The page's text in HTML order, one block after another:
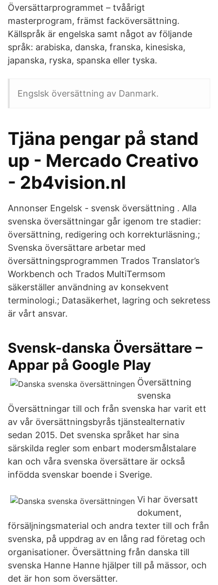
Översättarprogrammet – tvåårigt
masterprogram, främst facköversättning.
Källspråk är engelska samt något av följande
språk: arabiska, danska, franska, kinesiska,
japanska, ryska, spanska eller tyska.
Engslsk översättning av Danmark.
Tjäna pengar på stand
up - Mercado Creativo
- 2b4vision.nl
Annonser Engelsk - svensk översättning . Alla
svenska översättningar går igenom tre stadier:
översättning, redigering och korrekturläsning.;
Svenska översättare arbetar med
översättningsprogrammen Trados Translator’s
Workbench och Trados MultiTermsom
säkerställer användning av konsekvent
terminologi.; Datasäkerhet, lagring och sekretess
är vårt ansvar.
Svensk-danska Översättare –
Appar på Google Play
Översättning
svenska
Översättningar till och från svenska har varit ett
av vår översättningsbyrås tjänstealternativ
sedan 2015. Det svenska språket har sina
särskilda regler som enbart modersmålstalare
kan och våra svenska översättare är också
infödda svenskar boende i Sverige.
Vi har översatt
dokument,
försäljningsmaterial och andra texter till och från
svenska, på uppdrag av en lång rad företag och
organisationer. Översättning från danska till
svenska Hanne Hanne hjälper till på mässor, och
det är hon som översätter.